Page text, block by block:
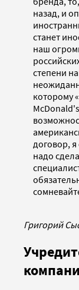
назад, и
станет
наш
степени
которому
договор,
надо
Григорий